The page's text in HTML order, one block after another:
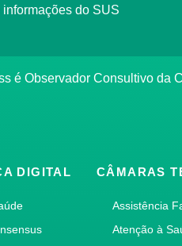
do SUS
é Observador Consultivo da
DIGITAL CÂMARAS
Assistência
Atenção à